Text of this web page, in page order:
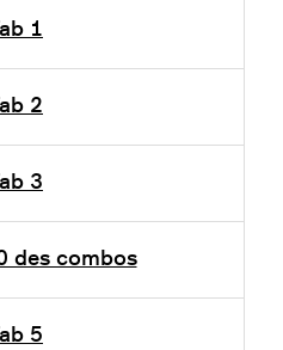
1
2
3
des combos
5